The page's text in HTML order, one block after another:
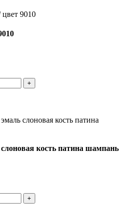
+
кость патина шампань
+